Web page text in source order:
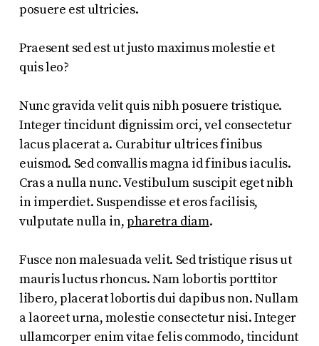
posuere est ultricies.
Praesent sed est ut justo maximus molestie et
quis leo?
Nunc gravida velit quis nibh posuere tristique.
Integer tincidunt dignissim orci, vel consectetur
lacus placerat a. Curabitur ultrices finibus
euismod. Sed convallis magna id finibus iaculis.
Cras a nulla nunc. Vestibulum suscipit eget nibh
in imperdiet. Suspendisse et eros facilisis,
vulputate nulla in,pharetra diam.
Fusce non malesuada velit. Sed tristique risus ut
mauris luctus rhoncus. Nam lobortis porttitor
libero, placerat lobortis dui dapibus non. Nullam
a laoreet urna, molestie consectetur nisi. Integer
ullamcorper enim vitae felis commodo, tincidunt